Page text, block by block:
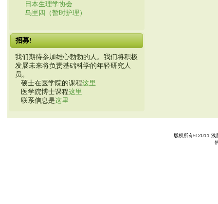
日本生理学协会
乌里四（暂时护理）
招募!
我们期待参加雄心勃勃的人。我们将积极
发展未来将负责基础科学的年轻研究人
员。
硕士在医学院的课程这里
医学院博士课程这里
联系信息是这里
版权所有© 2011 浅